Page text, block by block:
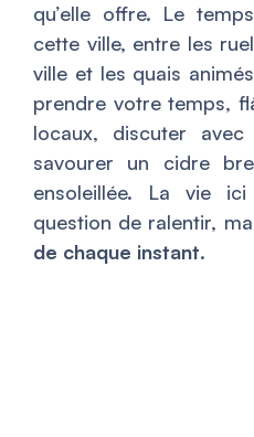
qu’elle offre. Le
cette ville, entre les
ville et les quais
prendre votre temps,
locaux, discuter
savourer un cidre
ensoleillée. La vie
question de ralentir,
de chaque instant.